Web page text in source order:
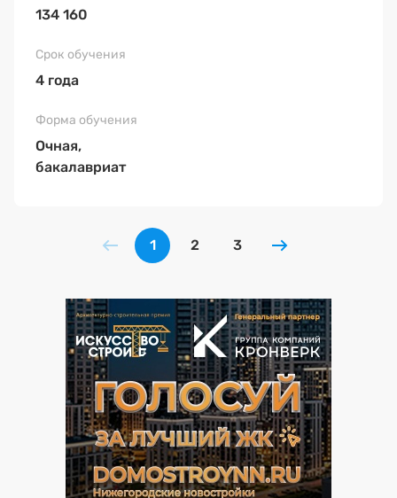
134 160
4 года
Очная,
бакалавриат
1 2 3